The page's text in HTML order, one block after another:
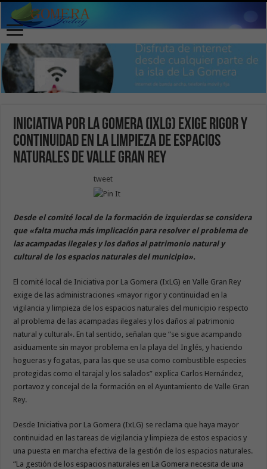
Iniciativa por La Gomera (IxLG) exige rigor y
continuidad en la limpieza de espacios
naturales de Valle Gran Rey
tweet
Desde el comité local de la formación de izquierdas se considera
que «falta mucha más implicación para resolver el problema de
las acampadas ilegales y los daños al patrimonio natural y
cultural de los espacios naturales del municipio».
El comité local de Iniciativa por La Gomera (IxLG) en Valle Gran Rey
exige de las administraciones «mayor rigor y continuidad en la
vigilancia y limpieza de los espacios naturales del municipio respecto
al problema de las acampadas ilegales y los daños al patrimonio
natural y cultural». En tal sentido, señalan que “se sigue acampando
asiduamente sin mayor problema en la playa del Inglés, y haciendo
hogueras y fogatas, para las que se usa como combustible especies
protegidas como el tarajal y los salados” explica Carlos Hernández,
portavoz y concejal de la formación en el Ayuntamiento de Valle Gran
Rey.
Desde Iniciativa por La Gomera (IxLG) se reclama que haya mayor
continuidad en las tareas de vigilancia y limpieza de estos espacios y
una puesta en marcha efectiva de la gestión de los espacios naturales.
“La gestión de los espacios naturales en La Gomera necesita de una